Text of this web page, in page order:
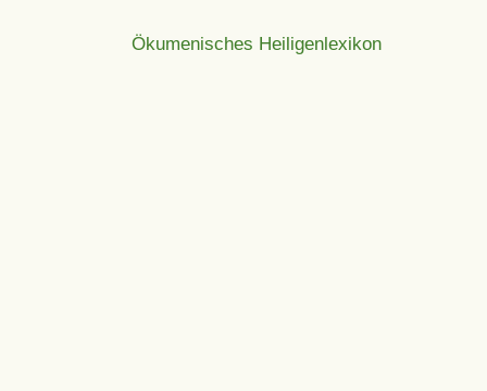
Ökumenisches Heiligenlexikon